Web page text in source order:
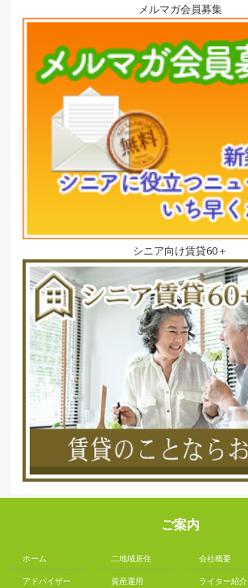
メルマガ会員募集
シニア向け賃貸60＋
ご案内
ホーム
アドバイザー
二地域居住
資産運用
会社概要
ライター紹介